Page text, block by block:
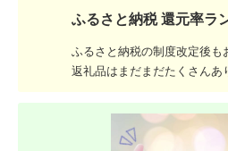
ふるさと納税 還元率ラ
ふるさと納税の制度改定後も
返礼品はまだまだたくさんあ